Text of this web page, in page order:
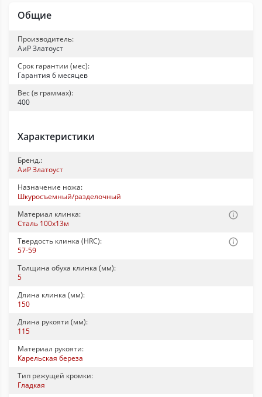
Общие
Производитель:
АиР Златоуст
Срок гарантии (мес):
Гарантия 6 месяцев
Вес (в граммах):
400
Характеристики
Бренд.:
АиР Златоуст
Назначение ножа:
Шкуросъемный/разделочный
Материал клинка:
Сталь 100x13м
Твердость клинка (HRC):
57-59
Толщина обуха клинка (мм):
5
Длина клинка (мм):
150
Длина рукояти (мм):
115
Материал рукояти:
Карельская береза
Тип режущей кромки:
Гладкая